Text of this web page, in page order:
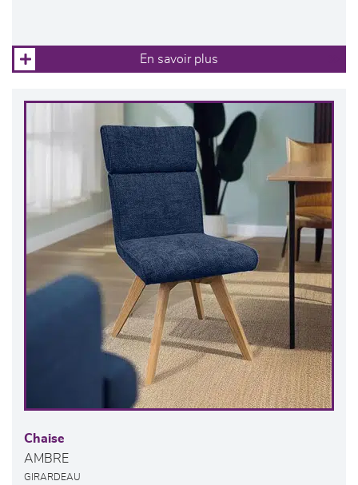
En savoir plus
Chaise
AMBRE
GIRARDEAU